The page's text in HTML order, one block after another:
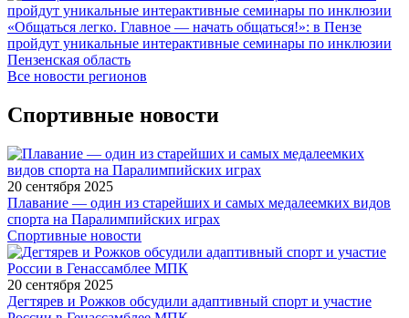
«Общаться легко. Главное — начать общаться!»: в Пензе
пройдут уникальные интерактивные семинары по инклюзии
Пензенская область
Все новости регионов
Спортивные новости
20 сентября 2025
Плавание — один из старейших и самых медалеемких видов
спорта на Паралимпийских играх
Спортивные новости
20 сентября 2025
Дегтярев и Рожков обсудили адаптивный спорт и участие